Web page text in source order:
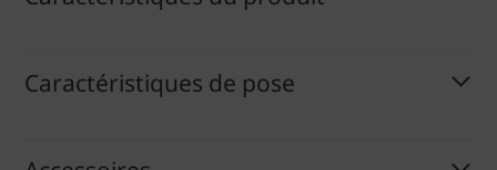
Caractéristiques de pose